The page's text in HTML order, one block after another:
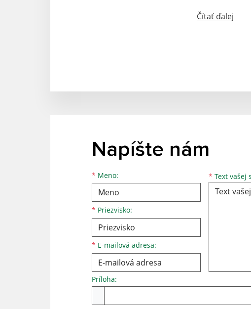
Čítať ďalej
Napíšte nám
* Meno:
Meno
* Priezvisko:
Priezvisko
* E-mailová adresa:
E-mailová adresa * Text vašej
Príloha: